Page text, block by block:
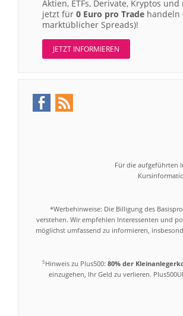
Aktien, ETFs, Derivate, Kryptos und
jetzt für 0 Euro pro Trade handeln
marktüblicher Spreads)!
JETZT INFORMIEREN
Für die aufgeführten
*Werbehinweise: Die Billigung des
verstehen. Wir empfehlen Interessenten und
möglichst umfassend zu informieren,
5Hinweis zu Plus500: 80% der
einzugehen, Ihr Geld zu verlieren.